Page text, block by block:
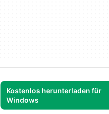
Kostenlos herunterladen für
Windows